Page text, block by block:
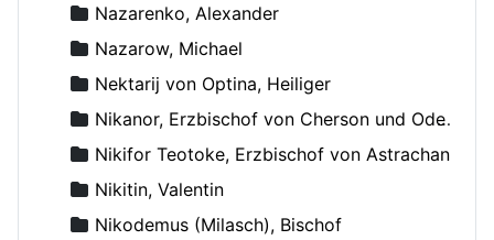
Nazarenko, Alexander
Nazarow, Michael
Nektarij von Optina, Heiliger
Nikanor, Erzbischof von Cherson und Odessa
Nikifor Teotoke, Erzbischof von Astrachan
Nikitin, Valentin
Nikodemus (Milasch), Bischof